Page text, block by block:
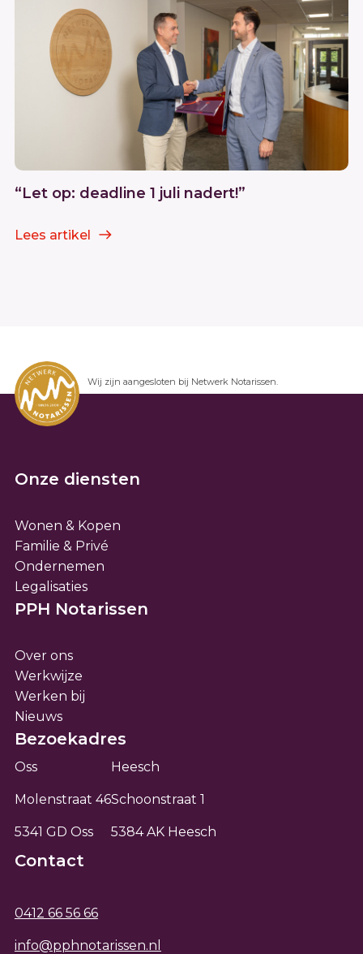
“Let op: deadline 1 juli nadert!”
Lees artikel
Wij zijn aangesloten bij Netwerk Notarissen.
Onze diensten
Wonen & Kopen
Familie & Privé
Ondernemen
Legalisaties
PPH Notarissen
Over ons
Werkwijze
Werken bij
Nieuws
Bezoekadres
Oss
Molenstraat 46
5341 GD Oss
Heesch
Schoonstraat 1
5384 AK Heesch
Contact
0412 66 56 66
info@pphnotarissen.nl